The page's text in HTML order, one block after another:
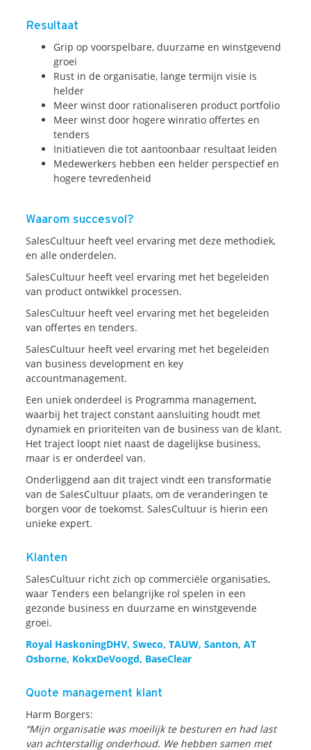
Resultaat
Grip op voorspelbare, duurzame en winstgevend
groei
Rust in de organisatie, lange termijn visie is
helder
Meer winst door rationaliseren product portfolio
Meer winst door hogere winratio offertes en
tenders
Initiatieven die tot aantoonbaar resultaat leiden
Medewerkers hebben een helder perspectief en
hogere tevredenheid
Waarom succesvol?
SalesCultuur heeft veel ervaring met deze methodiek,
en alle onderdelen.
SalesCultuur heeft veel ervaring met het begeleiden
van product ontwikkel processen.
SalesCultuur heeft veel ervaring met het begeleiden
van offertes en tenders.
SalesCultuur heeft veel ervaring met het begeleiden
van business development en key
accountmanagement.
Een uniek onderdeel is Programma management,
waarbij het traject constant aansluiting houdt met
dynamiek en prioriteiten van de business van de klant.
Het traject loopt niet naast de dagelijkse business,
maar is er onderdeel van.
Onderliggend aan dit traject vindt een transformatie
van de SalesCultuur plaats, om de veranderingen te
borgen voor de toekomst. SalesCultuur is hierin een
unieke expert.
Klanten
SalesCultuur richt zich op commerciële organisaties,
waar Tenders een belangrijke rol spelen in een
gezonde business en duurzame en winstgevende
groei.
Royal HaskoningDHV, Sweco, TAUW, Santon, AT
Osborne, KokxDeVoogd, BaseClear
Quote management klant
Harm Borgers:
“Mijn organisatie was moeilijk te besturen en had last
van achterstallig onderhoud. We hebben samen met